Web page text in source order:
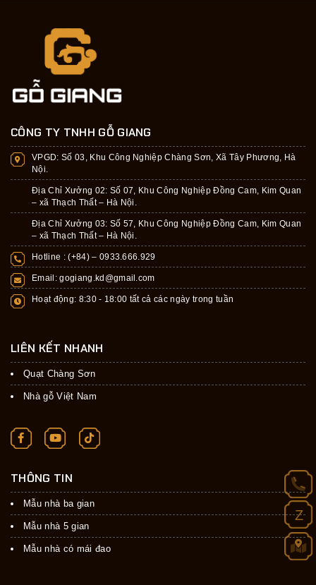
CÔNG TY TNHH GỖ GIANG
VPGD: Số 03, Khu Công Nghiệp Chàng Sơn, Xã Tây Phương, Hà
Nội.
Địa Chỉ Xưởng 02: Số 07, Khu Công Nghiệp Đồng Cam, Kim Quan
– xã Thạch Thất – Hà Nội.
Địa Chỉ Xưởng 03: Số 57, Khu Công Nghiệp Đồng Cam, Kim Quan
– xã Thạch Thất – Hà Nội.
Hotline : (+84) – 0933.666.929
Email:gogiang.kd@gmail.com
Hoạt động: 8:30 - 18:00 tất cả các ngày trong tuần
LIÊN KẾT NHANH
Quạt Chàng Sơn
Nhà gỗ Việt Nam
THÔNG TIN
Mẫu nhà ba gian
Mẫu nhà 5 gian
Mẫu nhà có mái đao
Z